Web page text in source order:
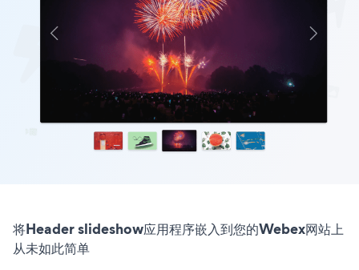
将Header slideshow应用程序嵌入到您的Webex网站上
从未如此简单